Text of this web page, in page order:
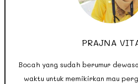
PRAJNA
Bocah yang sudah berumur
waktu untuk memikirkan mau